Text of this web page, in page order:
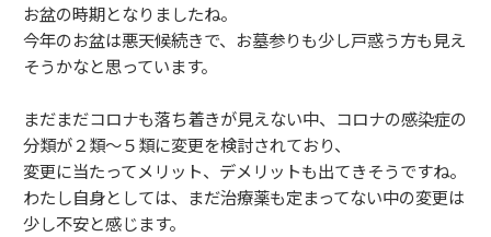
お盆の時期となりましたね。
今年のお盆は悪天候続きで、お墓参りも少し戸惑う方も見え
そうかなと思っています。
まだまだコロナも落ち着きが見えない中、コロナの感染症の
分類が２類～５類に変更を検討されており、
変更に当たってメリット、デメリットも出てきそうですね。
わたし自身としては、まだ治療薬も定まってない中の変更は
少し不安と感じます。